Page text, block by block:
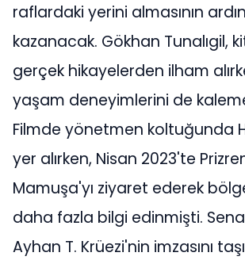
raflardaki yerini almasının
kazanacak. Gökhan Tunalıgil,
gerçek hikayelerden ilham
yaşam deneyimlerini de
Filmde yönetmen koltuğunda
yer alırken, Nisan 2023'te
Mamuşa'yı ziyaret ederek
daha fazla bilgi edinmişti.
Ayhan T. Krüezi'nin imzasını